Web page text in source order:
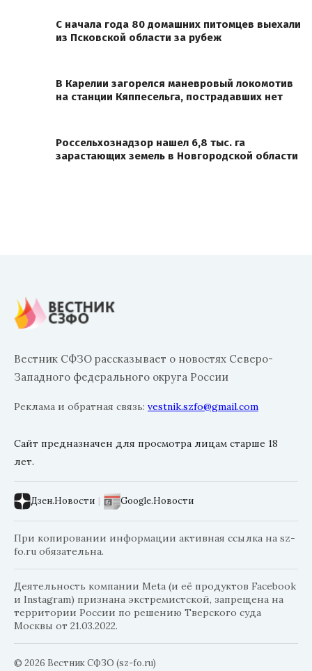
С начала года 80 домашних питомцев выехали
из Псковской области за рубеж
В Карелии загорелся маневровый локомотив
на станции Кяппесельга, пострадавших нет
Россельхознадзор нашел 6,8 тыс. га
зарастающих земель в Новгородской области
Вестник СФЗО рассказывает о новостях Северо-
Западного федерального округа России
Реклама и обратная связь: vestnik.szfo@gmail.com
Сайт предназначен для просмотра лицам старше 18
лет.
Дзен.Новости | Google.Новости
При копировании информации активная ссылка на sz-
fo.ru обязательна.
Деятельность компании Meta (и её продуктов Facebook
и Instagram) признана экстремистской, запрещена на
территории России по решению Тверского суда
Москвы от 21.03.2022.
© 2026 Вестник СФЗО (sz-fo.ru)